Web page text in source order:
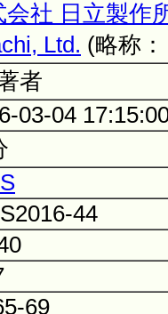
会社 日立製作
Ltd. (略称
者
03-04
44
69